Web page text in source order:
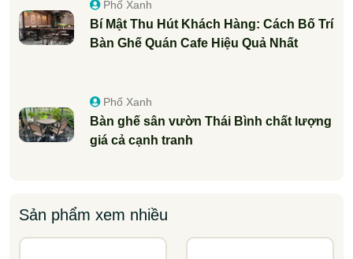
Phố Xanh
Bí Mật Thu Hút Khách Hàng: Cách Bố Trí
Bàn Ghế Quán Cafe Hiệu Quả Nhất
Phố Xanh
Bàn ghế sân vườn Thái Bình chất lượng
giá cả cạnh tranh
Sản phẩm xem nhiều